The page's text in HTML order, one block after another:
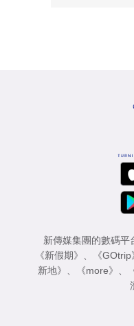
新傳媒集團的數碼平
《新假期》
《GOtrip
新地》
《more》